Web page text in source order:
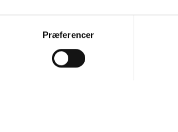
Præferencer
< Gå til Y Gå